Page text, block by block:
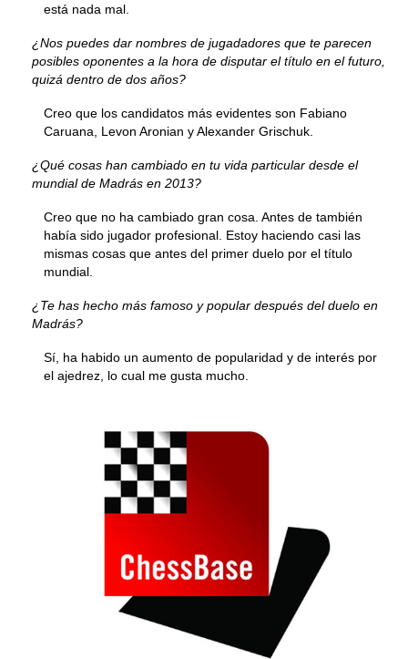
está nada mal.
¿Nos puedes dar nombres de jugadadores que te parecen
posibles oponentes a la hora de disputar el título en el futuro,
quizá dentro de dos años?
Creo que los candidatos más evidentes son Fabiano
Caruana, Levon Aronian y Alexander Grischuk.
¿Qué cosas han cambiado en tu vida particular desde el
mundial de Madrás en 2013?
Creo que no ha cambiado gran cosa. Antes de también
había sido jugador profesional. Estoy haciendo casi las
mismas cosas que antes del primer duelo por el título
mundial.
¿Te has hecho más famoso y popular después del duelo en
Madrás?
Sí, ha habido un aumento de popularidad y de interés por
el ajedrez, lo cual me gusta mucho.